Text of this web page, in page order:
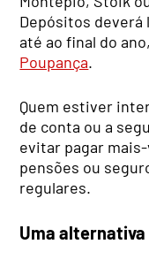
Depósitos deverá
até ao final do
Poupança.
Quem estiver
de conta ou a
evitar pagar
pensões ou
regulares.
Uma